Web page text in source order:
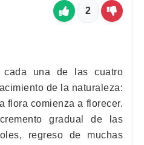
2
cada una de las cuatro
de la naturaleza:
flora comienza a florecer.
gradual de las
regreso de muchas